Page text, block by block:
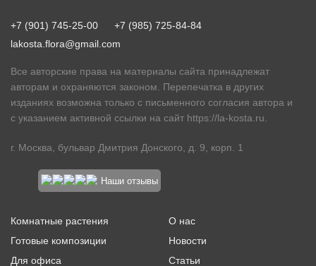
+7 (901) 745-25-00
+7 (985) 725-84-84
lakosta.flora@gmail.com
Все авторские права на материалы сайта принадлежат
авторам и охраняются законом. Перепечатка в других
изданиях возможна только с письменного согласия автора и
с указанием активной ссылки на сайт https://la-kosta.ru
г. Москва, бульвар Дмитрия Донского, д. 9, корп. 1
Наши отзывы
Комнатные растения
Готовые композиции
Для офиса
О нас
Новости
Статьи